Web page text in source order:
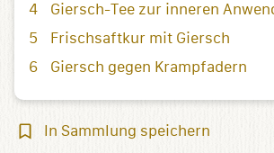
Giersch-Tee zur inneren
Frischsaftkur mit Giersch
Giersch gegen Krampfadern
In
In Sammlung speichern